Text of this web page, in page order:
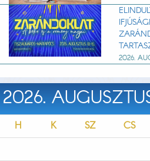
2026.
2026.
H K SZ CS